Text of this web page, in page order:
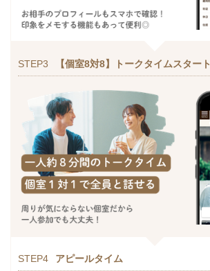
STEP3 【個室8対8】トークタイムスタート
STEP4 アピールタイム